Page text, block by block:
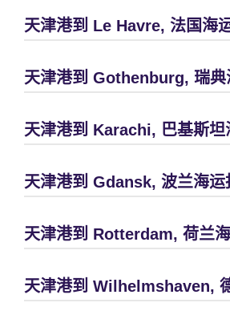
天津港到 Le Havre, 法国海
天津港到 Gothenburg, 瑞典
天津港到 Karachi, 巴基斯坦
天津港到 Gdansk, 波兰海运
天津港到 Rotterdam, 荷兰
天津港到 Wilhelmshaven,